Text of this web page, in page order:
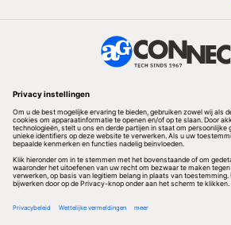
Volg ons
Redactionele partner